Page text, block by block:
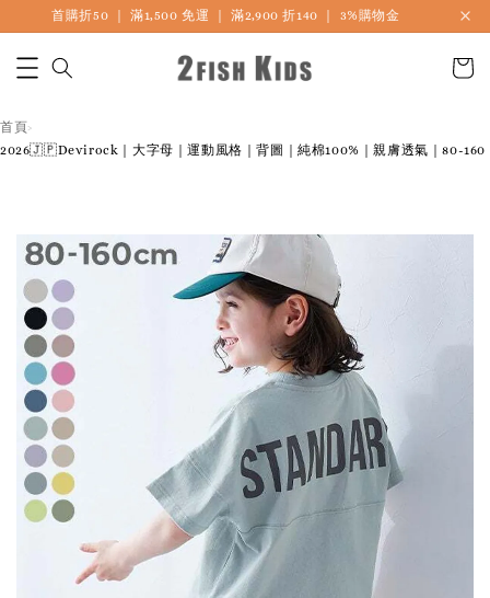
首購折50 ｜ 滿1,500 免運 ｜ 滿2,900 折140 ｜ 3%購物金
首頁›
2026🇯🇵Devirock｜大字母｜運動風格｜背圖｜純棉100%｜親膚透氣｜80-160